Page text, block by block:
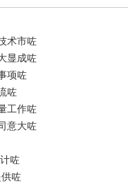
术市咗
显成咗
项咗
咗
工作咗
意大咗
咗
咗